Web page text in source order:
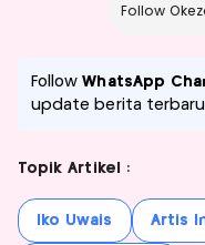
Follow
FollowWhatsApp
update berita
Topik Artikel :
Iko Uwais Artis